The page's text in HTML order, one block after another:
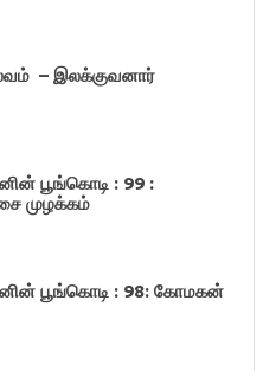
– இலக்குவனார்
பூங்கொடி : 99 :
முழக்கம்
பூங்கொடி : 98: கோமகன்